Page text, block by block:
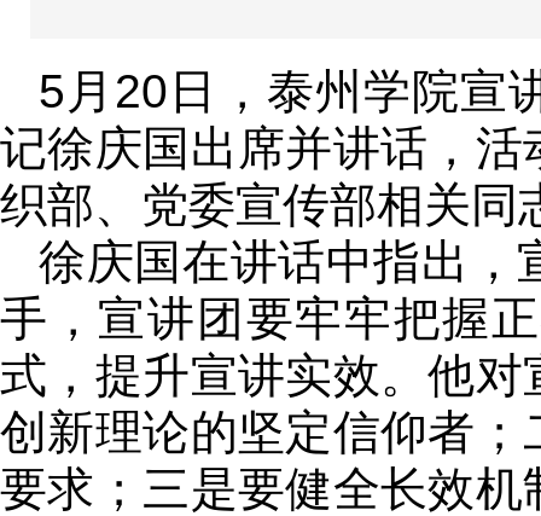
5月20日，泰州学院宣
记徐庆国出席并讲话，
织部、党委宣传部相关同
徐庆国在讲话中指出，
手，宣讲团要牢牢把握
式，提升宣讲实效。他
创新理论的坚定信仰者
要求；三是要健全长效